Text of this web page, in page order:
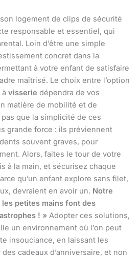
logement de clips de sécurité
responsable et essentiel, qui
Loin d’être une simple
concret dans la
à votre enfant de satisfaire
maîtrisé. Le choix entre l’option
visserie dépendra de vos
matière de mobilité et de
que la simplicité de ces
grande force : ils préviennent
souvent graves, pour
Alors, faites le tour de votre
à la main, et sécurisez chaque
qu’un enfant explore sans filet,
devraient en avoir un. Notre
petites mains font des
! » Adopter ces solutions,
un environnement où l’on peut
insouciance, en laissant les
cadeaux d’anniversaire, et non